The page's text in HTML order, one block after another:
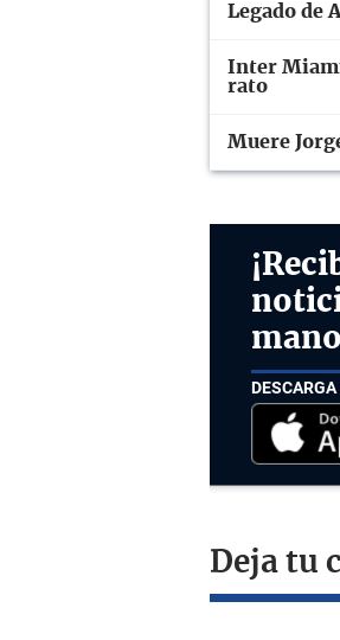
Legado de
Inter Miami
rato
Muere
Deja tu